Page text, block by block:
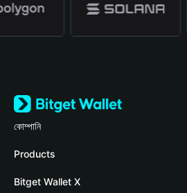
কোম্পানি
Bitget Wallet সম্পর্কে
ব্লগ
Products
Crypto Card
Bitget Wallet X